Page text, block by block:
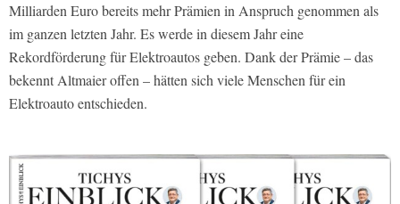
Milliarden Euro bereits mehr Prämien in Anspruch genommen als
im ganzen letzten Jahr. Es werde in diesem Jahr eine
Rekordförderung für Elektroautos geben. Dank der Prämie – das
bekennt Altmaier offen – hätten sich viele Menschen für ein
Elektroauto entschieden.